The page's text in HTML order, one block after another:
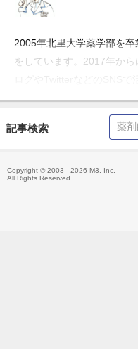
2005年北里大学薬学部を
をしています。2017年か
ログやTwitterなどのSNS
種類以上の味見を行い、
ています。
記事検索
Copyright © 2003 - 2026 M3, Inc.
All Rights Reserved.